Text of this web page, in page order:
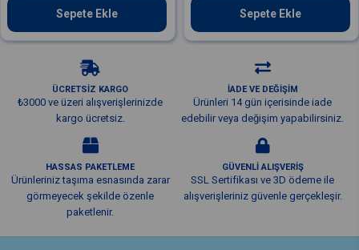
Sepete Ekle Sepete Ekle
ÜCRETSİZ KARGO
₺3000 ve üzeri alışverişlerinizde
kargo ücretsiz.
İADE VE DEĞİŞİM
Ürünleri 14 gün içerisinde iade
edebilir veya değişim yapabilirsiniz.
HASSAS PAKETLEME
Ürünleriniz taşıma esnasında zarar
görmeyecek şekilde özenle
paketlenir.
GÜVENLİ ALIŞVERİŞ
SSL Sertifikası ve 3D ödeme ile
alışverişleriniz güvenle gerçekleşir.